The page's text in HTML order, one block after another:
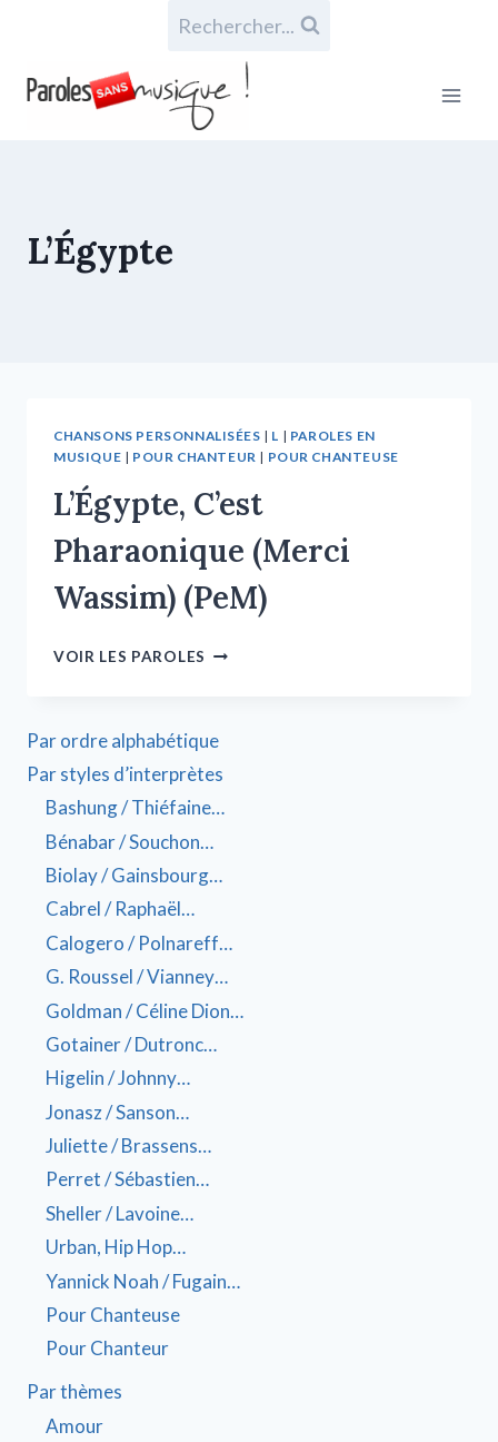
Rechercher...
L’Égypte
CHANSONS PERSONNALISÉES | L | PAROLES EN
MUSIQUE | POUR CHANTEUR | POUR CHANTEUSE
L’Égypte, C’est
Pharaonique (Merci
Wassim) (PeM)
VOIR LES PAROLES
Par ordre alphabétique
Par styles d’interprètes
Bashung / Thiéfaine…
Bénabar / Souchon…
Biolay / Gainsbourg…
Cabrel / Raphaël…
Calogero / Polnareff…
G. Roussel / Vianney…
Goldman / Céline Dion…
Gotainer / Dutronc…
Higelin / Johnny…
Jonasz / Sanson…
Juliette / Brassens…
Perret / Sébastien…
Sheller / Lavoine…
Urban, Hip Hop…
Yannick Noah / Fugain…
Pour Chanteuse
Pour Chanteur
Par thèmes
Amour